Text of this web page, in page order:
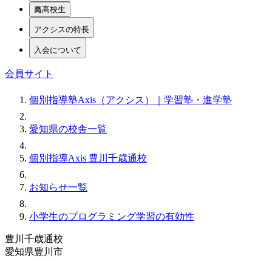
高校生
アクシスの特長
入会について
会員サイト
個別指導塾Axis（アクシス）｜学習塾・進学塾
愛知県の校舎一覧
個別指導Axis 豊川千歳通校
お知らせ一覧
小学生のプログラミング学習の有効性
豊川千歳通校
愛知県豊川市